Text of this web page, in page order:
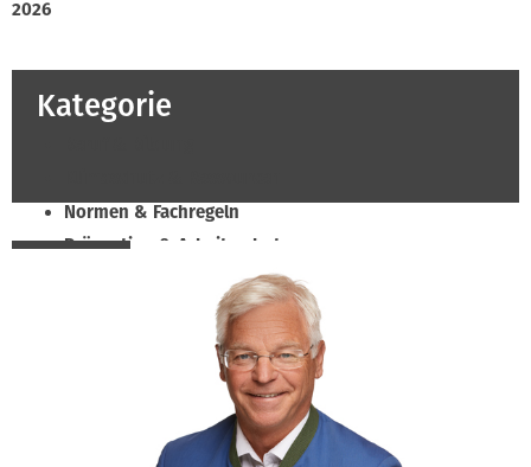
2026
Kategorie
Normen & Fachregeln
Prävention & Arbeitsschutz
Soziales & Tarifpolitik
Verband & Innungen